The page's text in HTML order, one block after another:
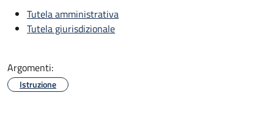
Tutela amministrativa
Tutela giurisdizionale
Argomenti:
Istruzione